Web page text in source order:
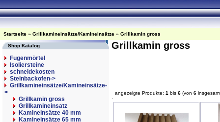
Startseite » Grillkamineinsätze/Kamineinsätze » Grillkamin gross
Shop Katalog
Fugenmörtel
Isoliersteine
schneidekosten
Steinbackofen->
Grillkamineinsätze/Kamineinsätze-
>
Grillkamin gross
Grillkamineinsatz
Kamineinsätze 40 mm
Kamineinsätze 65 mm
Grillkamin gross
angezeigte Produkte: 1 bis 6 (von 6